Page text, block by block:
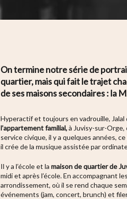
Hit enter to search or ESC to close
On termine notre série de
quartier, mais qui fait le trajet
de ses maisons secondaires : la
Hyperactif et toujours en vadrouille, Jalal
l’appartement familial,à Juvisy-sur-
service civique, il y a quelques années,
il crée de la musique assistée par
Il y a l’école et la maison de quartier de
midi et après l’école. En accompagnant
arrondissement, où il se rend chaque
événements (jam, concert, brunch) et